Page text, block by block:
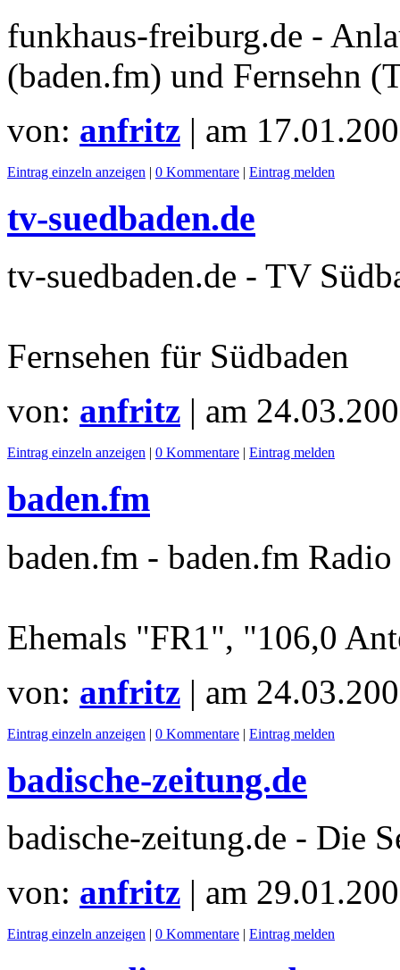
funkhaus-freiburg.de -
(baden.fm) und Fernsehn
von: anfritz | am
Eintrag einzeln anzeigen | 0 Kommentare | Eintrag melden
tv-suedbaden.de
tv-suedbaden.de - TV
Fernsehen für Südbaden
von: anfritz | am
Eintrag einzeln anzeigen | 0 Kommentare | Eintrag melden
baden.fm
baden.fm - baden.fm
Ehemals "FR1", "106,0
von: anfritz | am
Eintrag einzeln anzeigen | 0 Kommentare | Eintrag melden
badische-zeitung.de
badische-zeitung.de - Die
von: anfritz | am
Eintrag einzeln anzeigen | 0 Kommentare | Eintrag melden